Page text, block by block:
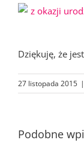
Dziękuję, że
27 listopada 2015 |
Podobne